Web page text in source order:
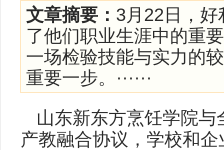
文章摘要： 3月22日，
了他们职业生涯中的重
一场检验技能与实力的
重要一步。······
山东新东方烹饪学院
产教融合协议，学校和